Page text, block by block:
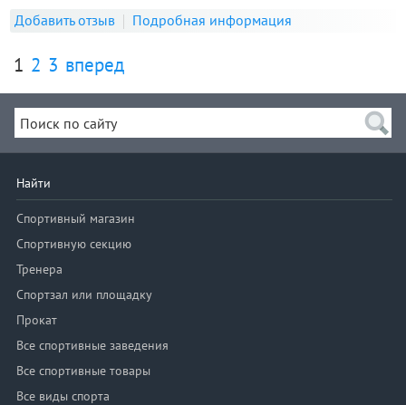
Добавить отзыв
Подробная информация
1 2 3 вперед
Найти
Спортивный магазин
Спортивную секцию
Тренера
Спортзал или площадку
Прокат
Все спортивные заведения
Все спортивные товары
Все виды спорта